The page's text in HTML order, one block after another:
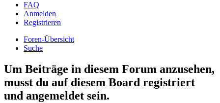
FAQ
Anmelden
Registrieren
Foren-Übersicht
Suche
Um Beiträge in diesem Forum anzusehen,
musst du auf diesem Board registriert
und angemeldet sein.